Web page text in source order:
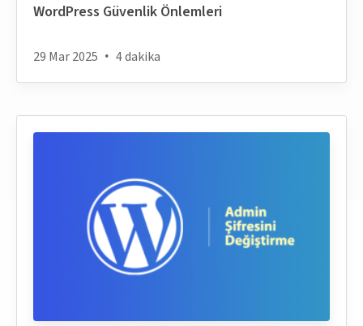
WordPress Güvenlik Önlemleri
29 Mar 2025 4 dakika